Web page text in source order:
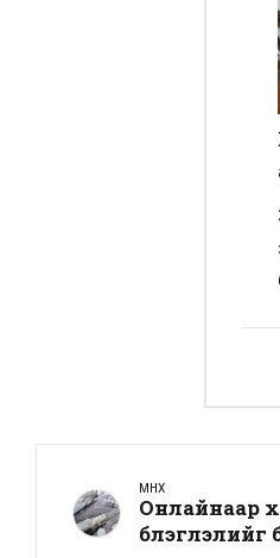
ӨМНӨХ
Онлайнаар